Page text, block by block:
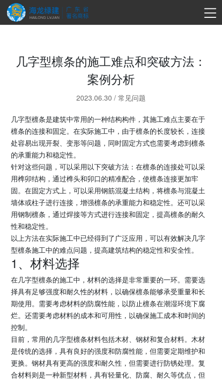
几字型檩条的施工难点和突破方法：
案例分析
2023.06.30 / 常见问题
几字型檩条是建筑中常用的一种结构构件，其施工难点主要在于
檩条的连接和固定。在实际施工中，由于檩条的长度较长，连接
处容易出现开裂、变形等问题，同时固定方式也需要考虑到檩条
的承重能力和稳定性。
针对这些问题，可以采用以下突破方法：在檩条的连接处可以采
用榫卯结构，通过榫头和卯口的精准配合，使檩条连接更加牢
固。在固定方式上，可以采用钢筋混凝土结构，将檩条与混凝土
墙体或柱子进行连接，增强檩条的承重能力和稳定性。还可以采
用钢制檩条，通过焊接等方式进行连接和固定，提高檩条的耐久
性和稳定性。
以上方法在实际施工中已经得到了广泛应用，可以有效解决几字
型檩条施工中的难点问题，提高建筑结构的稳定性和安全性。
1、材料选择
在几字型檩条的施工中，材料的选择是非常重要的一环。需要选
择具有足够强度和耐久性的材料，以确保檩条能够承受重量和长
期使用。需要考虑材料的防腐性能，以防止檩条在潮湿环境下腐
烂。还需要考虑材料的成本和可用性，以确保施工成本和时间的
控制。
目前，常用的几字型檩条材料包括木材、钢材和复合材料。木材
是传统的选择，具有良好的强度和防腐性能，但需要定期维护和
更换。钢材具有更高的强度和耐久性，但需要进行防锈处理。复
合材料则是一种新型材料，具有轻量化、防腐、耐久等优点，但